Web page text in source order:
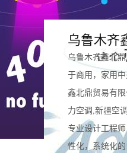
乌鲁木齐
乌鲁木齐鑫北
于商用，家用
鑫北鼎贸易有
力空调,新疆空
专业设计工程
性化，系统化